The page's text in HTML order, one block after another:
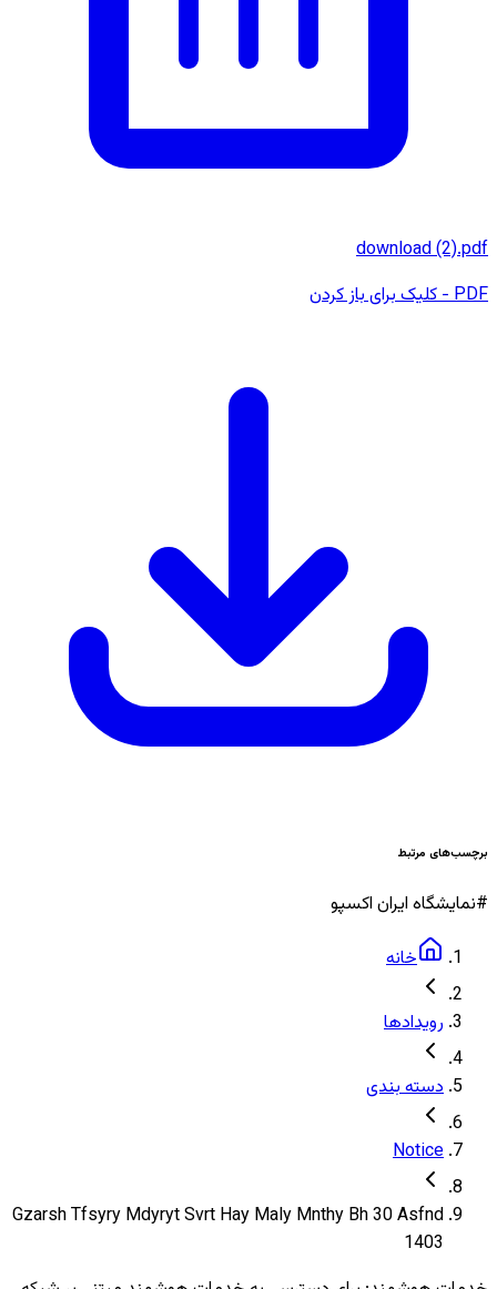
download (2).pdf
PDF- کلیک برای باز کردن
برچسب‌های مرتبط
#نمایشگاه ایران اکسپو
خانه
رویدادها
دسته بندی
Notice
Gzarsh Tfsyry Mdyryt Svrt Hay Maly Mnthy Bh 30 Asfnd
1403